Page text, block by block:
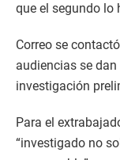
que el segundo lo
Correo se
audiencias se
investigación
Para el
“investigado no